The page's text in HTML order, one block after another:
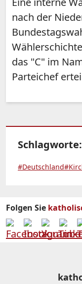
nach der
das "C" im
Parteichef
Schlagworte:
#Deutschland
Folgen Sie